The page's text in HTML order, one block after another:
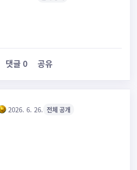
댓글 0 공유
·2026. 6. 26. 전체 공개